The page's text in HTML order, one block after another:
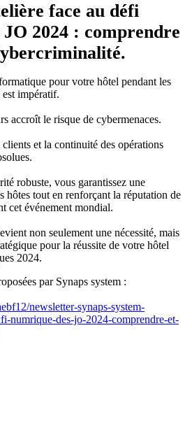
face au défi
2024 : comprendre
pour votre hôtel pendant les
impératif.
accroît le risque de cybermenaces.
et la continuité des opérations
robuste, vous garantissez une
hôtes tout en renforçant la réputation de
cet événement mondial.
non seulement une nécessité, mais
pour la réussite de votre hôtel
2024.
par Synaps system :
newsletter-synaps-system-
numrique-des-jo-2024-comprendre-et-